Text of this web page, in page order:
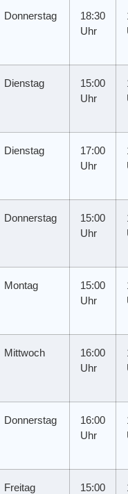
Donnerstag
18:30
Uhr
Dienstag
15:00
Uhr
Dienstag
17:00
Uhr
Donnerstag
15:00
Uhr
Montag
15:00
Uhr
Mittwoch
16:00
Uhr
Donnerstag
16:00
Uhr
Freitag
15:00